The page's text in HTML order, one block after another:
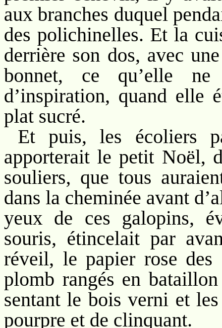
aux branches duquel
des polichinelles. Et la
derrière son dos, avec
bonnet, ce qu’elle
d’inspiration, quand elle
plat sucré.
Et puis, les écoliers
apporterait le petit Noël,
souliers, que tous
dans la cheminée avant
yeux de ces galopins,
souris, étincelait par
réveil, le papier rose des
plomb rangés en
sentant le bois verni et
pourpre et de clinquant.